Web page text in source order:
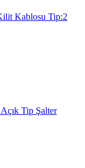
Kablosu Tip:2
Tip Şalter